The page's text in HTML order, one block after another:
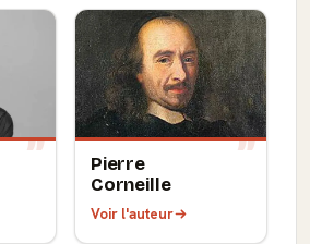
Pierre
Corneille
Voir l'auteur